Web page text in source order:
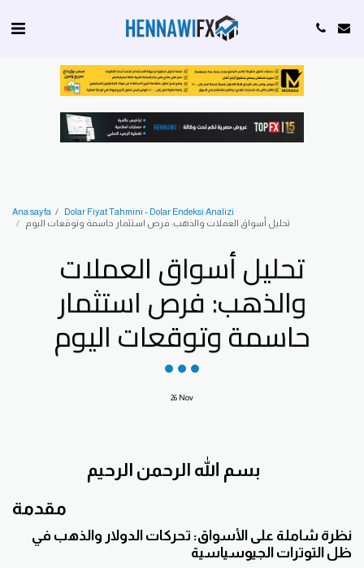
Ana sayfa
Dolar Fiyat Tahmini - Dolar Endeksi Analizi
تحليل أسواق العملات والذهب: فرص استثمار حاسمة وتوقعات اليوم
تحليل أسواق العملات
والذهب: فرص استثمار
حاسمة وتوقعات اليوم
26 Nov
بسم الله الرحمن الرحيم
مقدمة
نظرة شاملة على الأسواق: تحركات الدولار والذهب في
ظل التوترات الجيوسياسية